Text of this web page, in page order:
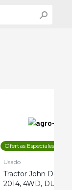
Ofertas Especiales
Usado
Tractor John Deere
2014, 4WD, DUAL